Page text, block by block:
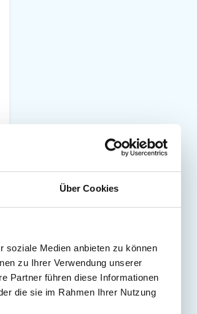
Über Cookies
soziale Medien anbieten zu können
zu Ihrer Verwendung unserer
Partner führen diese Informationen
die sie im Rahmen Ihrer Nutzung